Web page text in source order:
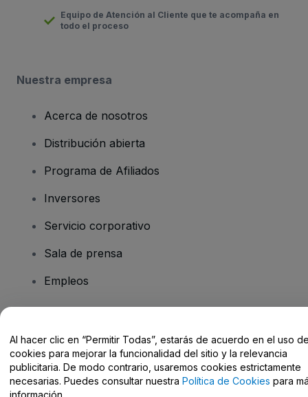
Equipo de Atención al Cliente que te acompaña en
todo el proceso
Nuestra empresa
Acerca de nosotros
Distribución abierta
Programa de Afiliados
Inversores
Servicio corporativo
Sala de prensa
Empleos
Centro de Ayuda / Contacto
Al hacer clic en “Permitir Todas”, estarás de acuerdo en el uso
cookies para mejorar la funcionalidad del sitio y la relevancia
publicitaria. De modo contrario, usaremos cookies estrictamente
necesarias. Puedes consultar nuestra Política de Cookies para
información.